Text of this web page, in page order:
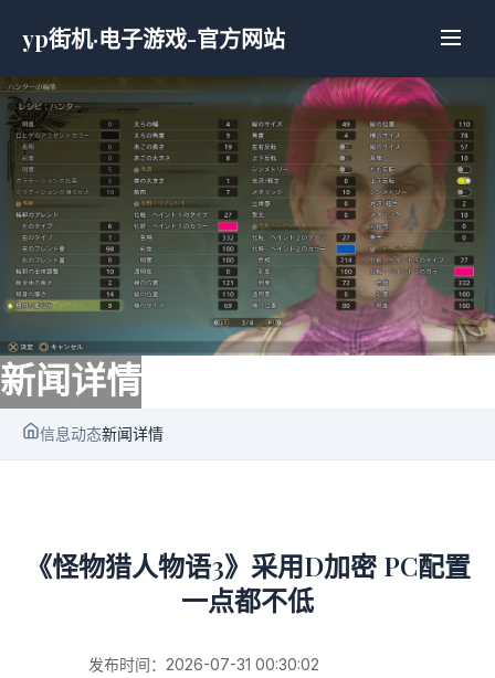
yp街机·电子游戏-官方网站
新闻详情
信息动态新闻详情
《怪物猎人物语3》采用D加密 PC配置
一点都不低
发布时间：2026-07-31 00:30:02